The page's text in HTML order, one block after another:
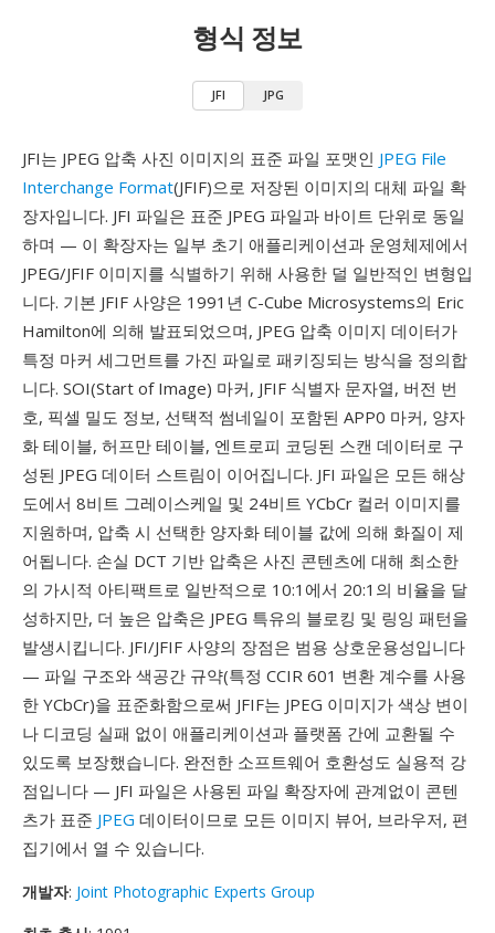
형식 정보
JFI JPG
JFI는 JPEG 압축 사진 이미지의 표준 파일 포맷인 JPEG File
Interchange Format(JFIF)으로 저장된 이미지의 대체 파일 확
장자입니다. JFI 파일은 표준 JPEG 파일과 바이트 단위로 동일
하며 — 이 확장자는 일부 초기 애플리케이션과 운영체제에서
JPEG/JFIF 이미지를 식별하기 위해 사용한 덜 일반적인 변형입
니다. 기본 JFIF 사양은 1991년 C-Cube Microsystems의 Eric
Hamilton에 의해 발표되었으며, JPEG 압축 이미지 데이터가
특정 마커 세그먼트를 가진 파일로 패키징되는 방식을 정의합
니다. SOI(Start of Image) 마커, JFIF 식별자 문자열, 버전 번
호, 픽셀 밀도 정보, 선택적 썸네일이 포함된 APP0 마커, 양자
화 테이블, 허프만 테이블, 엔트로피 코딩된 스캔 데이터로 구
성된 JPEG 데이터 스트림이 이어집니다. JFI 파일은 모든 해상
도에서 8비트 그레이스케일 및 24비트 YCbCr 컬러 이미지를
지원하며, 압축 시 선택한 양자화 테이블 값에 의해 화질이 제
어됩니다. 손실 DCT 기반 압축은 사진 콘텐츠에 대해 최소한
의 가시적 아티팩트로 일반적으로 10:1에서 20:1의 비율을 달
성하지만, 더 높은 압축은 JPEG 특유의 블로킹 및 링잉 패턴을
발생시킵니다. JFI/JFIF 사양의 장점은 범용 상호운용성입니다
— 파일 구조와 색공간 규약(특정 CCIR 601 변환 계수를 사용
한 YCbCr)을 표준화함으로써 JFIF는 JPEG 이미지가 색상 변이
나 디코딩 실패 없이 애플리케이션과 플랫폼 간에 교환될 수
있도록 보장했습니다. 완전한 소프트웨어 호환성도 실용적 강
점입니다 — JFI 파일은 사용된 파일 확장자에 관계없이 콘텐
츠가 표준 JPEG 데이터이므로 모든 이미지 뷰어, 브라우저, 편
집기에서 열 수 있습니다.
개발자: Joint Photographic Experts Group